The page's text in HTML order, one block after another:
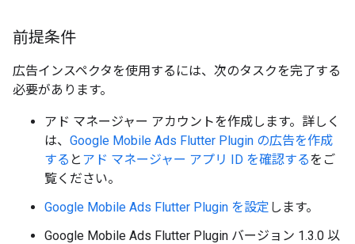
前提条件
広告インスペクタを使用するには、次のタスクを完了する
必要があります。
アド マネージャー アカウントを作成します。詳しく
は、 Google Mobile Ads Flutter Plugin の広告を作成
する と アド マネージャー アプリ ID を確認するをご
覧ください。
Google Mobile Ads Flutter Plugin を設定 します。
Google Mobile Ads Flutter Plugin バージョン 1.3.0 以